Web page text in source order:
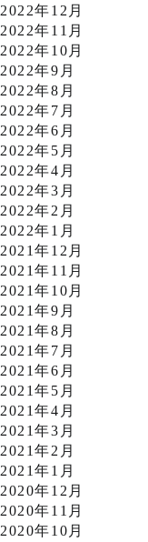
2022年12月
2022年11月
2022年10月
2022年9月
2022年8月
2022年7月
2022年6月
2022年5月
2022年4月
2022年3月
2022年2月
2022年1月
2021年12月
2021年11月
2021年10月
2021年9月
2021年8月
2021年7月
2021年6月
2021年5月
2021年4月
2021年3月
2021年2月
2021年1月
2020年12月
2020年11月
2020年10月